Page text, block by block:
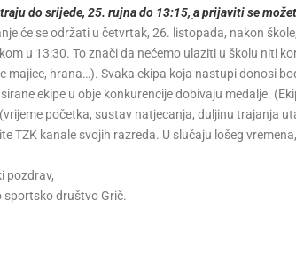
do srijede, 25. rujna do 13:15, a prijaviti se
će se održati u četvrtak, 26. listopada, nakon
u 13:30. To znači da nećemo ulaziti u školu niti
majice, hrana…). Svaka ekipa koja nastupi donosi
ekipe u obje konkurencije dobivaju medalje.
početka, sustav natjecanja, duljinu trajanja
TZK kanale svojih razreda. U slučaju lošeg
pozdrav,
sportsko društvo Grič.